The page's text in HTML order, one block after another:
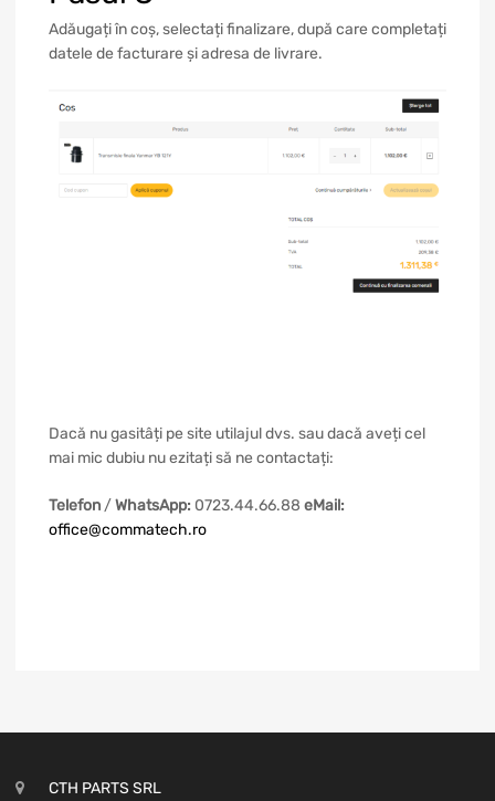
Adăugați în coș, selectați finalizare, după care completați
datele de facturare și adresa de livrare.
Dacă nu gasitâți pe site utilajul dvs. sau dacă aveți cel
mai mic dubiu nu ezitați să ne contactați:
Telefon /WhatsApp: 0723.44.66.88 eMail:
office@commatech.ro
CTH PARTS SRL